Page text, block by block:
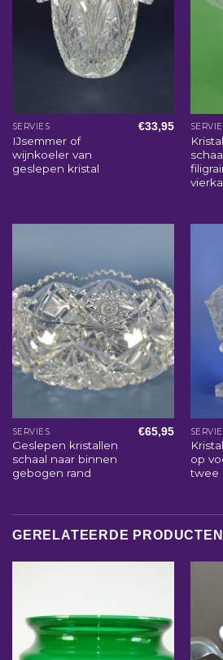
SERVIES
IJsemmer of
wijnkoeler van
geslepen kristal
€33,95
SERVIES
Geslepen kristallen
schaal naar binnen
gebogen rand
€65,95
op
twee
GERELATEERDE PRODUCTEN